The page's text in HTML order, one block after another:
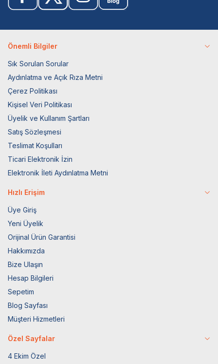
Önemli Bilgiler
Sık Sorulan Sorular
Aydınlatma ve Açık Rıza Metni
Çerez Politikası
Kişisel Veri Politikası
Üyelik ve Kullanım Şartları
Satış Sözleşmesi
Teslimat Koşulları
Ticari Elektronik İzin
Elektronik İleti Aydınlatma Metni
Hızlı Erişim
Üye Giriş
Yeni Üyelik
Orijinal Ürün Garantisi
Hakkımızda
Bize Ulaşın
Hesap Bilgileri
Sepetim
Blog Sayfası
Müşteri Hizmetleri
Özel Sayfalar
4 Ekim Özel